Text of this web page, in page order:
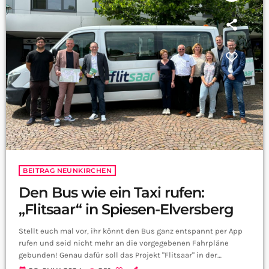
BEITRAG NEUNKIRCHEN
Den Bus wie ein Taxi rufen:
„Flitsaar“ in Spiesen-Elversberg
Stellt euch mal vor, ihr könnt den Bus ganz entspannt per App
rufen und seid nicht mehr an die vorgegebenen Fahrpläne
gebunden! Genau dafür soll das Projekt "Flitsaar" in der
Gemeinde Spiesen-Elversberg sorgen. Wir waren bei der